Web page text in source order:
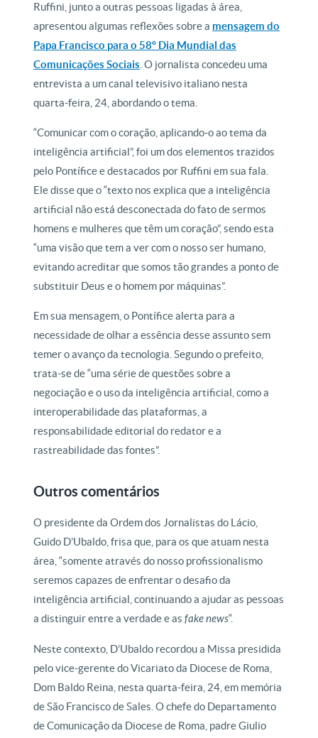
Ruffini, junto a outras pessoas ligadas à área,
apresentou algumas reflexões sobre a mensagem do
Papa Francisco para o 58º Dia Mundial das
Comunicações Sociais . O jornalista concedeu uma
entrevista a um canal televisivo italiano nesta
quarta-feira, 24, abordando o tema.
“Comunicar com o coração, aplicando-o ao tema da
inteligência artificial”, foi um dos elementos trazidos
pelo Pontífice e destacados por Ruffini em sua fala.
Ele disse que o “texto nos explica que a inteligência
artificial não está desconectada do fato de sermos
homens e mulheres que têm um coração”, sendo esta
“uma visão que tem a ver com o nosso ser humano,
evitando acreditar que somos tão grandes a ponto de
substituir Deus e o homem por máquinas”.
Em sua mensagem, o Pontífice alerta para a
necessidade de olhar a essência desse assunto sem
temer o avanço da tecnologia. Segundo o prefeito,
trata-se de “uma série de questões sobre a
negociação e o uso da inteligência artificial, como a
interoperabilidade das plataformas, a
responsabilidade editorial do redator e a
rastreabilidade das fontes”.
Outros comentários
O presidente da Ordem dos Jornalistas do Lácio,
Guido D’Ubaldo, frisa que, para os que atuam nesta
área, “somente através do nosso profissionalismo
seremos capazes de enfrentar o desafio da
inteligência artificial, continuando a ajudar as pessoas
a distinguir entre a verdade e asfake news“.
Neste contexto, D’Ubaldo recordou a Missa presidida
pelo vice-gerente do Vicariato da Diocese de Roma,
Dom Baldo Reina, nesta quarta-feira, 24, em memória
de São Francisco de Sales. O chefe do Departamento
de Comunicação da Diocese de Roma, padre Giulio